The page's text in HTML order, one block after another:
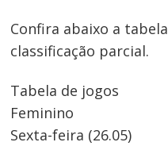
Confira abaixo a
classificação parcial.
Tabela de jogos
Feminino
Sexta-feira (26.05)